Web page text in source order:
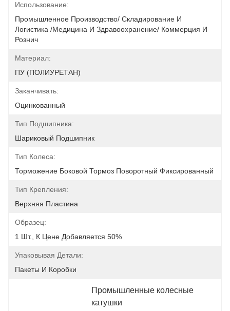
Использование:
Промышленное Производство/ Складирование И
Логистика /Медицина И Здравоохранение/ Коммерция И
Рознич
Материал:
ПУ (ПОЛИУРЕТАН)
Заканчивать:
Оцинкованный
Тип Подшипника:
Шариковый Подшипник
Тип Колеса:
Торможение Боковой Тормоз Поворотный Фиксированный
Тип Крепления:
Верхняя Пластина
Образец:
1 Шт., К Цене Добавляется 50%
Упаковывая Детали:
Пакеты И Коробки
Промышленные колесные
катушки